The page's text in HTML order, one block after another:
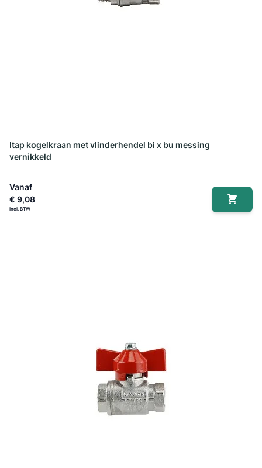
Itap kogelkraan met vlinderhendel bi x bu messing
vernikkeld
Vanaf
€ 9,08